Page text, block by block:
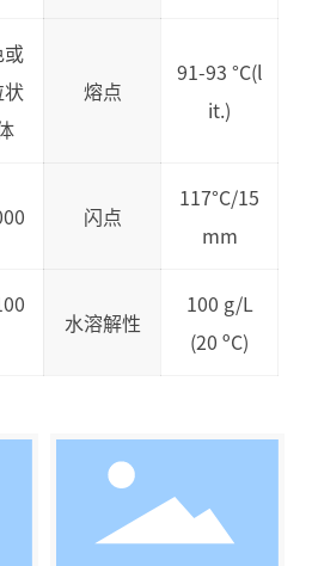
熔点
91-93 °C(l
it.)
闪点
117°C/15
mm
水溶解性
100 g/L
(20 ºC)